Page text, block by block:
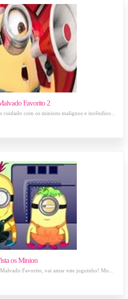
Favorito 2
com os minions malignos e incêndios...
os Minion
Favorito, vai amar este joguinho! Mu...